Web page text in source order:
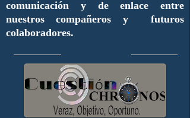
comunicación y de enlace entre
nuestros compañeros y futuros
colaboradores.